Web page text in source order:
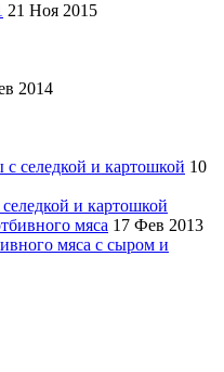
21 Ноя 2015
2014
10
и картошкой
17 Фев 2013
мяса с сыром и